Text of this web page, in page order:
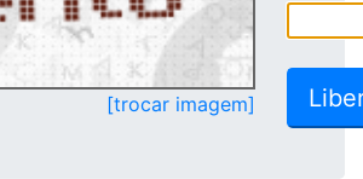
[trocar imagem]